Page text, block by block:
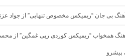
آهنگ بی جان “ریمیکس مخصوص تنهایی” از جواد
آهنگ همخواب “ریمیکس کوردی رپی غمگین” از
پیشرو